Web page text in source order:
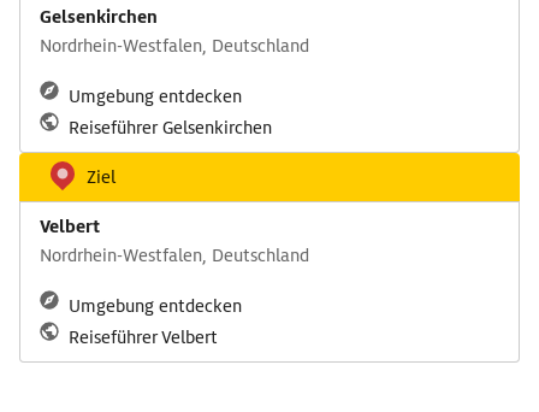
Gelsenkirchen
Nordrhein-Westfalen, Deutschland
Umgebung entdecken
Reiseführer Gelsenkirchen
Ziel
Velbert
Nordrhein-Westfalen, Deutschland
Umgebung entdecken
Reiseführer Velbert